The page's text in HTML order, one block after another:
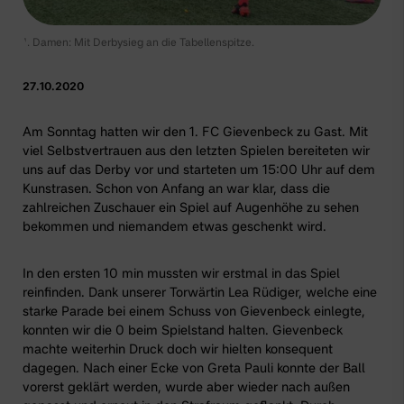
1. Damen: Mit Derbysieg an die Tabellenspitze.
27.10.2020
Am Sonntag hatten wir den 1. FC Gievenbeck zu Gast. Mit
viel Selbstvertrauen aus den letzten Spielen bereiteten wir
uns auf das Derby vor und starteten um 15:00 Uhr auf dem
Kunstrasen. Schon von Anfang an war klar, dass die
zahlreichen Zuschauer ein Spiel auf Augenhöhe zu sehen
bekommen und niemandem etwas geschenkt wird.
In den ersten 10 min mussten wir erstmal in das Spiel
reinfinden. Dank unserer Torwärtin Lea Rüdiger, welche eine
starke Parade bei einem Schuss von Gievenbeck einlegte,
konnten wir die 0 beim Spielstand halten. Gievenbeck
machte weiterhin Druck doch wir hielten konsequent
dagegen. Nach einer Ecke von Greta Pauli konnte der Ball
vorerst geklärt werden, wurde aber wieder nach außen